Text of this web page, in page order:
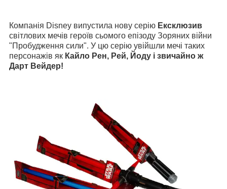
Компанія Disney випустила нову серію Ексклюзив
світлових мечів героїв сьомого епізоду Зоряних війни
"Пробудження сили". У цю серію увійшли мечі таких
персонажів як Кайло Рен, Рей, Йоду і звичайно ж
Дарт Вейдер!